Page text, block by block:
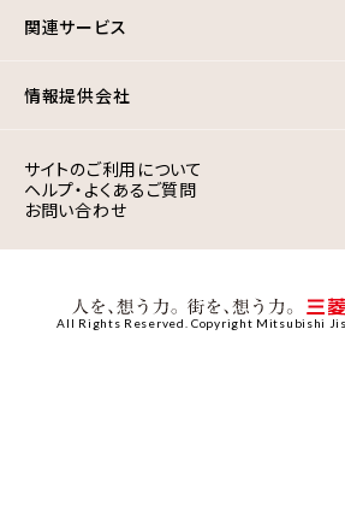
関連サービス
情報提供会社
サイトのご利用について
ヘルプ・よくあるご質問
お問い合わせ
All Rights Reserved. Copyright Mitsubishi